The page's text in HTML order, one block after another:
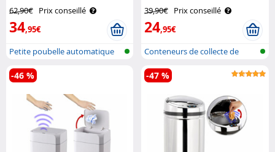
62,90€ Prix conseillé
34,95€
Petite poubelle automatique
39,90€ Prix conseillé
24,95€
Conteneurs de collecte de
bouteille..
-46 % -47 %